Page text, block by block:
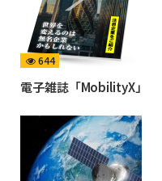
644
電子雑誌「MobilityX」